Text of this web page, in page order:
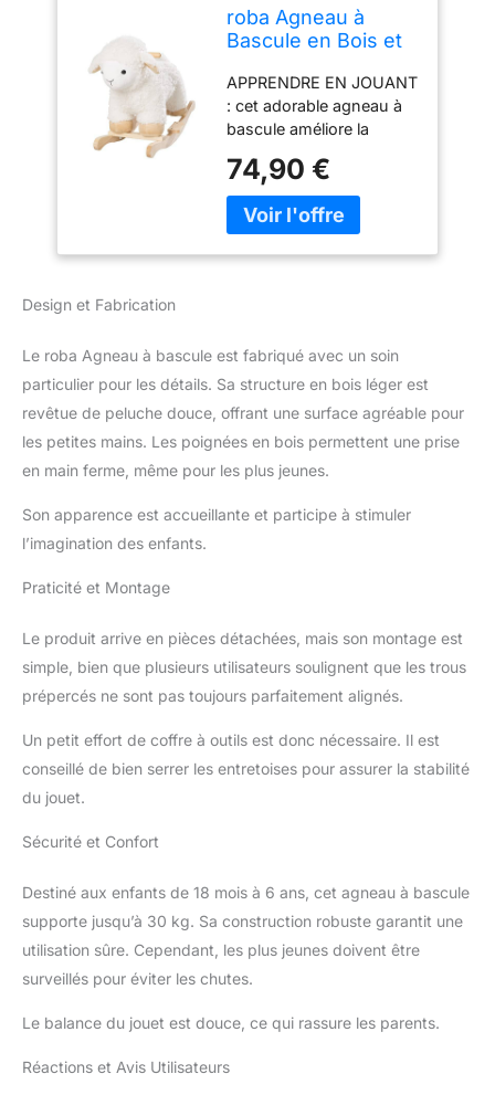
roba Agneau à
Bascule en Bois et
avec Poignées -
Aide à Maîtriser
l'Équilibre - pour
Garçons et Filles de
18 Mois jusqu'à 6
Ans - Supporte 30
kg - Blanc, Mouton
APPRENDRE EN JOUANT
: cet adorable agneau à
bascule améliore la
sens de l'équilibre chez
votre bout'chou ainsi
que l'imagination qui
et 2 repose-pieds assure
la sécurité nécessaire
pendant son utilisation ;
douces pour un confort
optimal JOUET
basculant en bois massif
peut supporter jusqu'à
30 kg CERTIFIÉ ET
DURABLE : le jouet à
bascule est fabriqué
avec des matériaux de
durer des années et
SPÉCIFICATIONS :
Dimensions : L 64,5 x P
28 x H 46 cm, hauteur
d'assise 34 cm ; Matières
: bois massif et peluche
enfant à partir de 18 mois
74,90 €
Design et Fabrication
Le roba Agneau à bascule est fabriqué avec un soin
particulier pour les détails. Sa structure en bois léger est
revêtue de peluche douce, offrant une surface agréable pour
les petites mains. Les poignées en bois permettent une prise
en main ferme, même pour les plus jeunes.
Son apparence est accueillante et participe à stimuler
l’imagination des enfants.
Praticité et Montage
Le produit arrive en pièces détachées, mais son montage est
simple, bien que plusieurs utilisateurs soulignent que les trous
prépercés ne sont pas toujours parfaitement alignés.
Un petit effort de coffre à outils est donc nécessaire. Il est
conseillé de bien serrer les entretoises pour assurer la stabilité
du jouet.
Sécurité et Confort
Destiné aux enfants de 18 mois à 6 ans, cet agneau à bascule
supporte jusqu’à 30 kg. Sa construction robuste garantit une
utilisation sûre. Cependant, les plus jeunes doivent être
surveillés pour éviter les chutes.
Le balance du jouet est douce, ce qui rassure les parents.
Réactions et Avis Utilisateurs